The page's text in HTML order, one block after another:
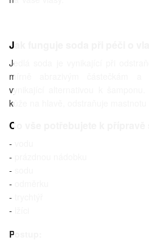
Jak funguje soda při péči o
Jedlá soda je vynikající při
mírně abrazivým částečkám a
vynikající alternativou k
kůže na hlavě, odstraňuje mastnotu
Co vše potřebujete k přípravě
- vodu
- prázdnou nádobku
- sodu
- odměrku
- trychtýř
- lžíci
Postup: